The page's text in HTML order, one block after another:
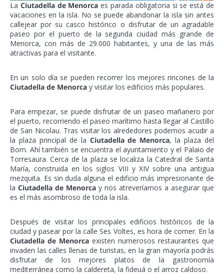
La Ciutadella de Menorca es parada obligatoria si se está de
vacaciones en la isla. No se puede abandonar la isla sin antes
callejear por su casco histórico o disfrutar de un agradable
paseo por el puerto de la segunda ciudad más grande de
Menorca, con más de 29.000 habitantes, y una de las más
atractivas para el visitante.
En un solo día se pueden recorrer los mejores rincones de la
Ciutadella de Menorca y visitar los edificios más populares.
Para empezar, se puede disfrutar de un paseo mañanero por
el puerto, recorriendo el paseo marítimo hasta llegar al Castillo
de San Nicolau. Tras visitar los alrededores podemos acudir a
la plaza principal de la Ciutadella de Menorca, la plaza del
Born. Ahí también se encuentra el ayuntamiento y el Palaio de
Torresaura. Cerca de la plaza se localiza la Catedral de Santa
María, construida en los siglos VIII y XIV sobre una antigua
mezquita. Es sin duda alguna el edificio más impresionante de
la Ciutadella de Menorca y nos atreveríamos a asegurar que
es el más asombroso de toda la isla.
Después de visitar los principales edificios históricos de la
ciudad y pasear por la calle Ses Voltes, es hora de comer. En la
Ciutadella de Menorca existen numerosos restaurantes que
invaden las calles llenas de turistas, en la gran mayoría podrás
disfrutar de los mejores platos de la gastronomía
mediterránea como la caldereta, la fideuá o el arroz caldoso.